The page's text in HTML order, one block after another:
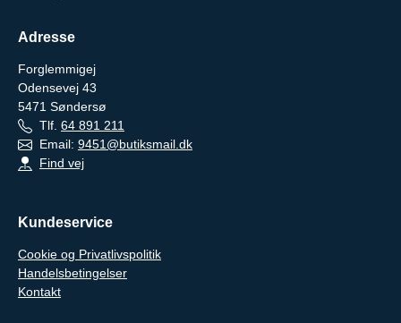
Adresse
Forglemmigej
Odensevej 43
5471 Søndersø
Tlf. 64 891 211
Email: 9451@butiksmail.dk
Find vej
Kundeservice
Cookie og Privatlivspolitik
Handelsbetingelser
Kontakt